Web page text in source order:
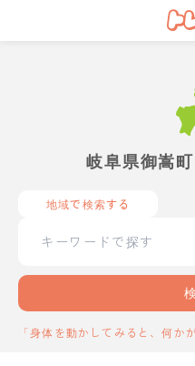
岐阜県御嵩
地域で検索する
「身体を動かしてみると、何か